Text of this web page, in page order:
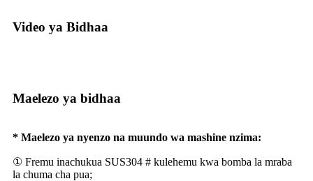
Video ya Bidhaa
Maelezo ya bidhaa
* Maelezo ya nyenzo na muundo wa mashine nzima:
① Fremu inachukua SUS304 # kulehemu kwa bomba la mraba
la chuma cha pua;